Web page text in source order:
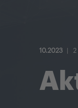
10.2023 2